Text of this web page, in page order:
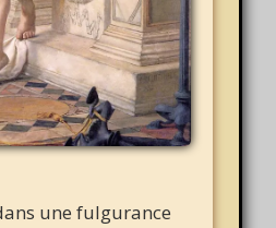
une fulgurance